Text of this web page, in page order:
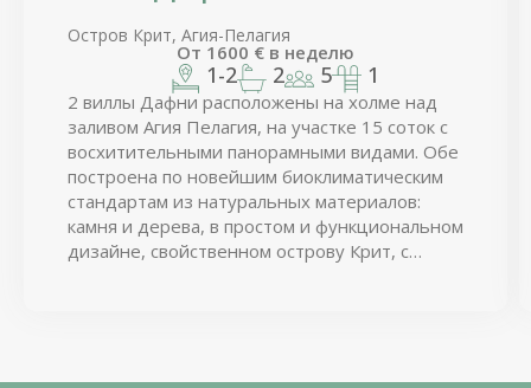
Остров Крит, Агия-Пелагия
От 1600 € в неделю
1-2 2 5 1
2 виллы Дафни расположены на холме над
заливом Агия Пелагия, на участке 15 соток с
восхитительными панорамными видами. Обе
построена по новейшим биоклиматическим
стандартам из натуральных материалов:
камня и дерева, в простом и функциональном
дизайне, свойственном острову Крит, с